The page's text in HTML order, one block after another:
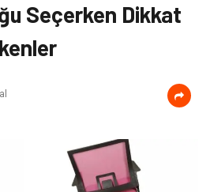
Seçerken Dikkat